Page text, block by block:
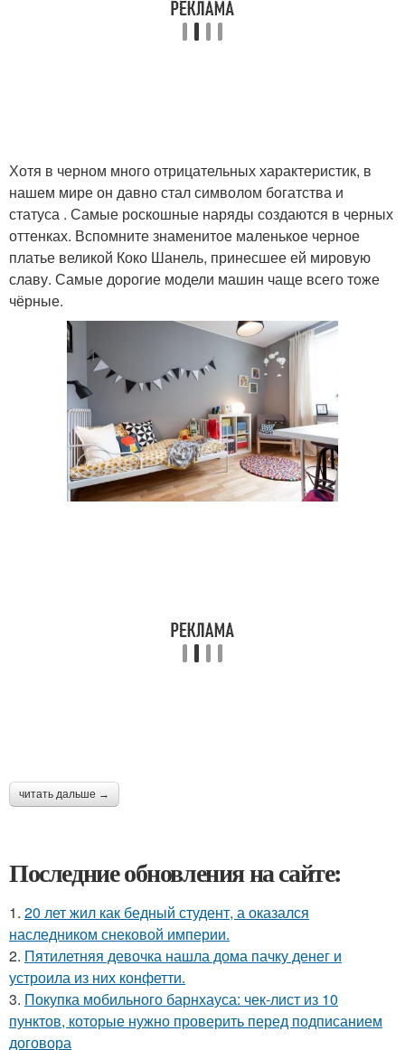
Хотя в черном много отрицательных характеристик, в
нашем мире он давно стал символом богатства и
статуса . Самые роскошные наряды создаются в черных
оттенках. Вспомните знаменитое маленькое черное
платье великой Коко Шанель, принесшее ей мировую
славу. Самые дорогие модели машин чаще всего тоже
чёрные.
читать дальше →
Последние обновления на сайте:
1. 20 лет жил как бедный студент, а оказался
наследником снековой империи.
2. Пятилетняя девочка нашла дома пачку денег и
устроила из них конфетти.
3. Покупка мобильного барнхауса: чек-лист из 10
пунктов, которые нужно проверить перед подписанием
договора